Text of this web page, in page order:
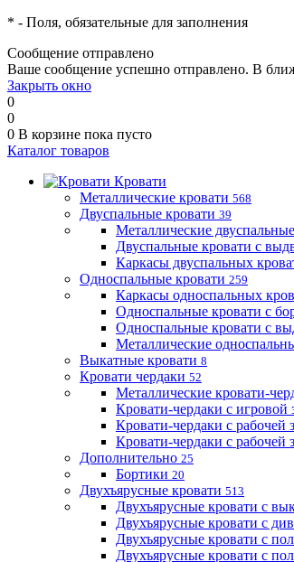
* - Поля, обязательные для заполнения
Сообщение отправлено
Ваше сообщение успешно отправлено. В
Закрыть окно
0
0
0 В корзине пока пусто
Каталог товаров
Кровати
Металлические кровати 568
Двуспальные кровати 39
Металлические
Двуспальные кровати с
Каркасы двуспальных
Односпальные кровати 259
Каркасы односпальных
Односпальные кровати с
Односпальные кровати с
Металлические
Выкатные кровати 8
Кровати чердаки 52
Металлические кровати-
Кровати-чердаки с игровой
Кровати-чердаки с рабочей
Кровати-чердаки с
Дополнительно 25
Бортики 20
Двухъярусные кровати 513
Двухъярусные кровати с
Двухъярусные кровати с
Двухъярусные кровати с
Двухъярусные кровати с